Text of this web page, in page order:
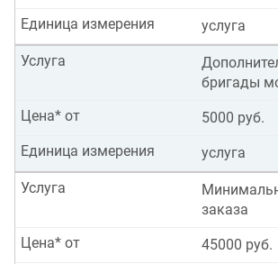
услуга
Единица измерения
бригады
Услуга
5000 руб.
Цена* от
услуга
Единица измерения
заказа
Услуга
45000 руб.
Цена* от